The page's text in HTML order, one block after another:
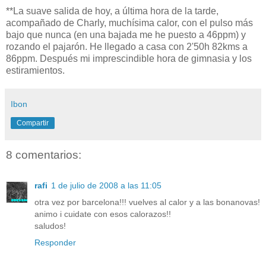
**La suave salida de hoy, a última hora de la tarde,
acompañado de Charly, muchísima calor, con el pulso más
bajo que nunca (en una bajada me he puesto a 46ppm) y
rozando el pajarón. He llegado a casa con 2'50h 82kms a
86ppm. Después mi imprescindible hora de gimnasia y los
estiramientos.
Ibon
Compartir
8 comentarios:
rafi 1 de julio de 2008 a las 11:05
otra vez por barcelona!!! vuelves al calor y a las bonanovas!
animo i cuidate con esos calorazos!!
saludos!
Responder